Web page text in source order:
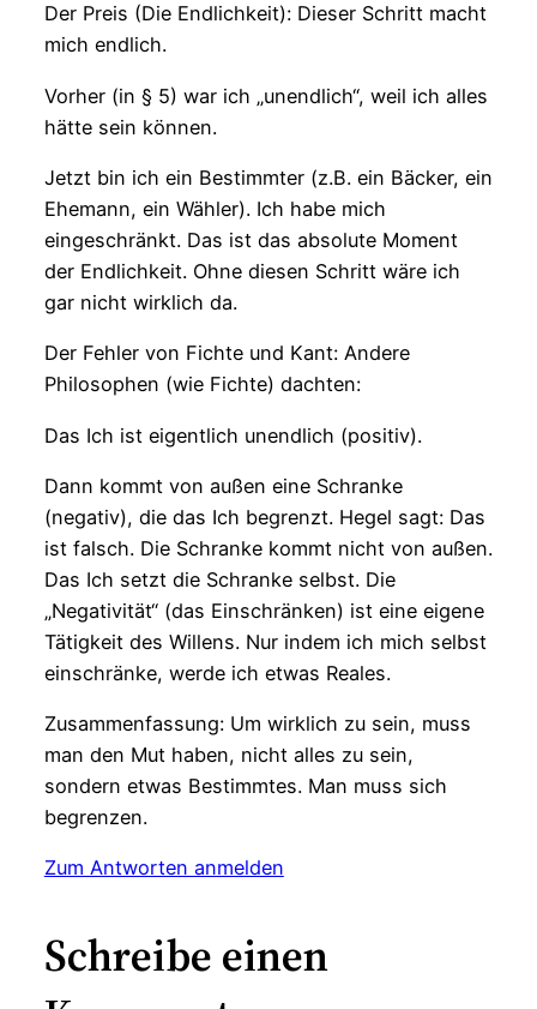
Der Preis (Die Endlichkeit): Dieser Schritt macht
mich endlich.
Vorher (in § 5) war ich „unendlich“, weil ich alles
hätte sein können.
Jetzt bin ich ein Bestimmter (z.B. ein Bäcker, ein
Ehemann, ein Wähler). Ich habe mich
eingeschränkt. Das ist das absolute Moment
der Endlichkeit. Ohne diesen Schritt wäre ich
gar nicht wirklich da.
Der Fehler von Fichte und Kant: Andere
Philosophen (wie Fichte) dachten:
Das Ich ist eigentlich unendlich (positiv).
Dann kommt von außen eine Schranke
(negativ), die das Ich begrenzt. Hegel sagt: Das
ist falsch. Die Schranke kommt nicht von außen.
Das Ich setzt die Schranke selbst. Die
„Negativität“ (das Einschränken) ist eine eigene
Tätigkeit des Willens. Nur indem ich mich selbst
einschränke, werde ich etwas Reales.
Zusammenfassung: Um wirklich zu sein, muss
man den Mut haben, nicht alles zu sein,
sondern etwas Bestimmtes. Man muss sich
begrenzen.
Zum Antworten anmelden
Schreibe einen